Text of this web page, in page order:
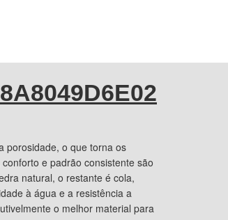
porosidade, o que torna os
e padrão consistente são
natural, o restante é cola,
à água e a resistência a
o melhor material para